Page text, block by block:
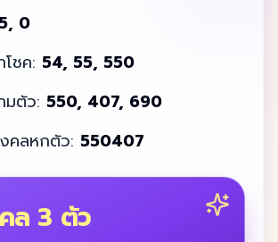
5, 0
โชค: 54, 55, 550
มตัว: 550, 407, 690
คลหกตัว: 550407
ล 3 ตัว